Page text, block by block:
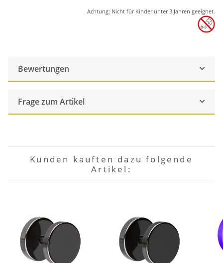
Achtung: Nicht für Kinder unter 3 Jahren geeignet.
Bewertungen
Frage zum Artikel
Kunden kauften dazu folgende
Artikel: